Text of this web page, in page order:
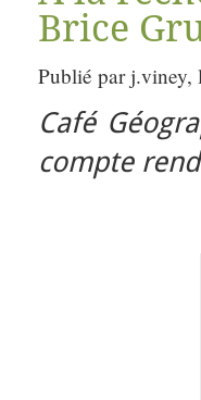
Brice
Publié par j.viney,
Café
compte